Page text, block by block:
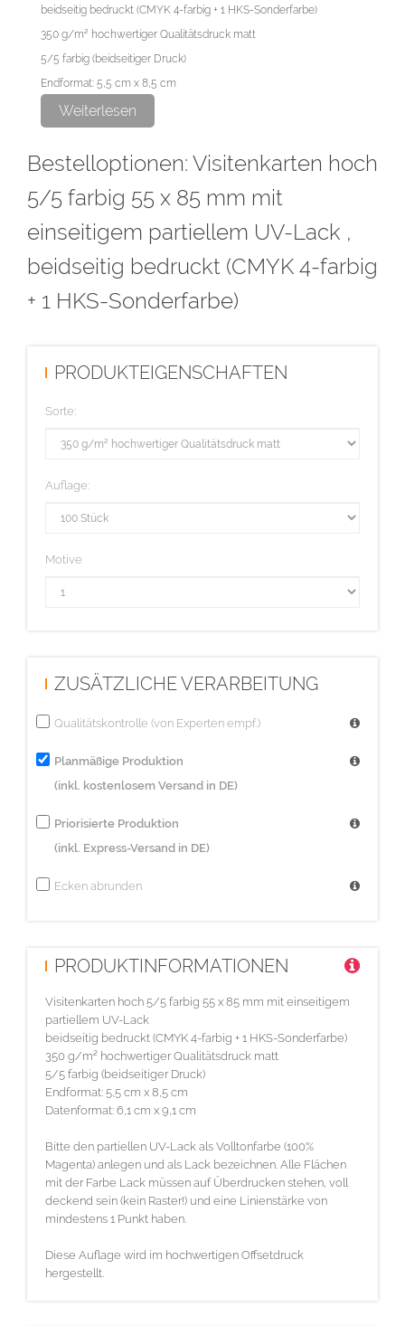
beidseitig bedruckt (CMYK 4-farbig + 1 HKS-Sonderfarbe)
350 g/m² hochwertiger Qualitätsdruck matt
5/5 farbig (beidseitiger Druck)
Endformat: 5,5 cm x 8,5 cm
Datenformat: 6,1 cm x 9,1 cm
Bitte den partiellen UV-Lack als Volltonfarbe (100% Magenta)
müssen auf Überdrucken stehen, voll deckend sein (kein Raster!)
und eine Linienstärke von mindestens 1 Punkt haben.
Diese Auflage wird im hochwertigen Offsetdruck hergestellt.
Weiterlesen
Bestelloptionen: Visitenkarten hoch
5/5 farbig 55 x 85 mm mit
einseitigem partiellem UV-Lack ,
beidseitig bedruckt (CMYK 4-farbig
+ 1 HKS-Sonderfarbe)
PRODUKTEIGENSCHAFTEN
Sorte:
Auflage:
Motive
ZUSÄTZLICHE VERARBEITUNG
Qualitätskontrolle (von Experten empf.)
Planmäßige Produktion
(inkl. kostenlosem Versand in DE)
Priorisierte Produktion
(inkl. Express-Versand in DE)
Ecken abrunden
PRODUKTINFORMATIONEN
Visitenkarten hoch 5/5 farbig 55 x 85 mm mit einseitigem
partiellem UV-Lack
beidseitig bedruckt (CMYK 4-farbig + 1 HKS-Sonderfarbe)
350 g/m² hochwertiger Qualitätsdruck matt
5/5 farbig (beidseitiger Druck)
Endformat: 5,5 cm x 8,5 cm
Datenformat: 6,1 cm x 9,1 cm
Bitte den partiellen UV-Lack als Volltonfarbe (100%
Magenta) anlegen und als Lack bezeichnen. Alle Flächen
mit der Farbe Lack müssen auf Überdrucken stehen, voll
deckend sein (kein Raster!) und eine Linienstärke von
mindestens 1 Punkt haben.
Diese Auflage wird im hochwertigen Offsetdruck
hergestellt.